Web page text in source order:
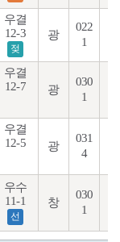
우결
12-3
젖
광
022
1
우결
12-7
광
030
1
우결
12-5
광
031
4
우수
11-1
선
창
030
1